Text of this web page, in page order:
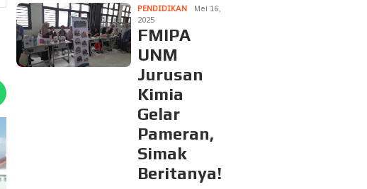
PENDIDIKAN
Mei 16,
2025
FMIPA
UNM
Jurusan
Kimia
Gelar
Pameran,
Simak
Beritanya!